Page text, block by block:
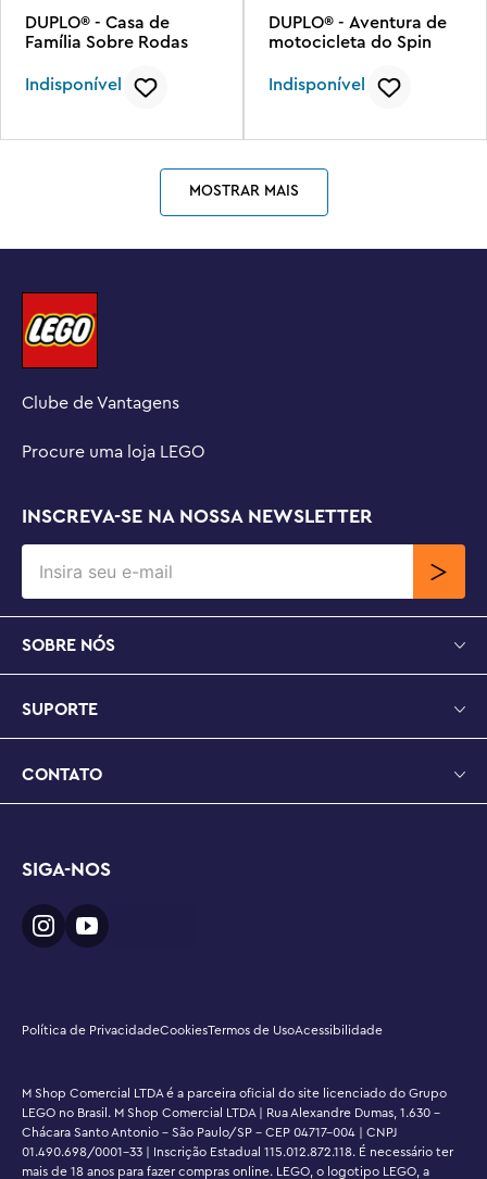
DUPLO® - Casa de
Família Sobre Rodas
Indisponível
DUPLO® - Aventura de
motocicleta do Spin
Indisponível
MOSTRAR MAIS
Clube de Vantagens
Procure uma loja LEGO
INSCREVA-SE NA NOSSA NEWSLETTER
SOBRE NÓS
SUPORTE
CONTATO
SIGA-NOS
Política de PrivacidadeCookiesTermos de UsoAcessibilidade
M Shop Comercial LTDA é a parceira oficial do site licenciado do Grupo
LEGO no Brasil. M Shop Comercial LTDA | Rua Alexandre Dumas, 1.630 -
Chácara Santo Antonio - São Paulo/SP - CEP 04717-004 | CNPJ
01.490.698/0001-33 | Inscrição Estadual 115.012.872.118. É necessário ter
mais de 18 anos para fazer compras online. LEGO, o logotipo LEGO, a